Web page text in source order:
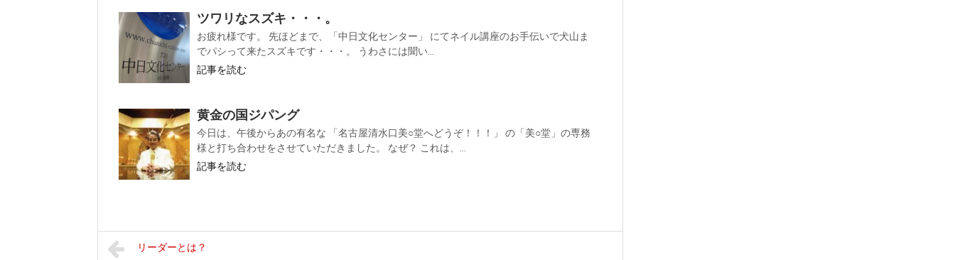
ツワリなスズキ・・・。
お疲れ様です。 先ほどまで、「中日文化センター」 にてネイル講座のお手伝いで犬山ま
でパシって来たスズキです・・・。 うわさには聞い...
記事を読む
黄金の国ジパング
今日は、午後からあの有名な 「名古屋清水口美○堂へどうぞ！！！」 の「美○堂」の専務
様と打ち合わせをさせていただきました。 なぜ？ これは、...
記事を読む
リーダーとは？